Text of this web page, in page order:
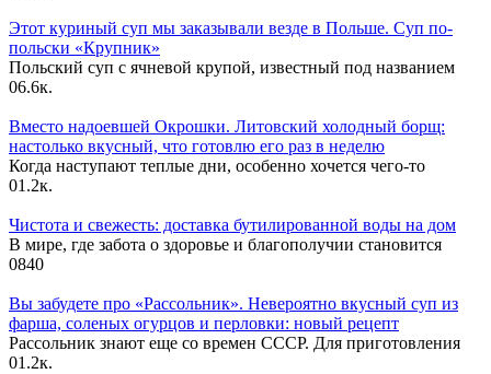
Этот куриный суп мы заказывали везде в Польше. Суп по-
польски «Крупник»
Польский суп с ячневой крупой, известный под названием
06.6к.
Вместо надоевшей Окрошки. Литовский холодный борщ:
настолько вкусный, что готовлю его раз в неделю
Когда наступают теплые дни, особенно хочется чего-то
01.2к.
Чистота и свежесть: доставка бутилированной воды на дом
В мире, где забота о здоровье и благополучии становится
0840
Вы забудете про «Рассольник». Невероятно вкусный суп из
фарша, соленых огурцов и перловки: новый рецепт
Рассольник знают еще со времен СССР. Для приготовления
01.2к.